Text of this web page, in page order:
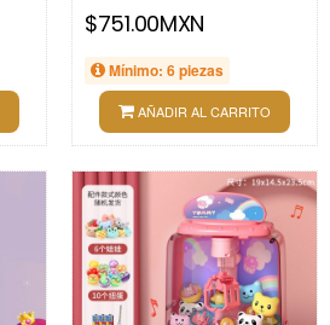
$751.00MXN
Mínimo: 6 piezas
AÑADIR AL CARRITO